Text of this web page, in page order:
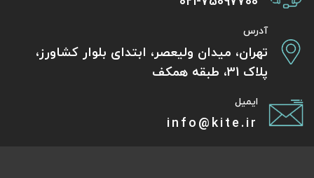
آدرس
تهران، میدان ولیعصر، ابتدای بلوار کشاورز،
پلاک 31، طبقه همکف
ایمیل
info@kite.ir